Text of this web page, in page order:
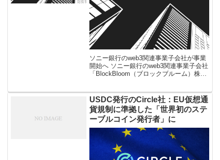
ソニー銀行のweb3関連事業子会社が事業
開始へ ソニー銀行のweb3関連事業子会社
「BlockBloom（ブロックブルーム）株式
社設立の目的 […]
USDC発行のCircle社：EU仮想通
貨規制に準拠した「世界初のステ
ーブルコイン発行者」に